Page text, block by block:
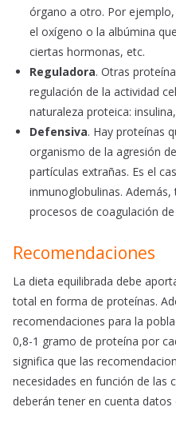
órgano a otro. Por
el oxígeno o la albúmina
ciertas hormonas, etc.
Reguladora. Otras
regulación de la actividad
naturaleza proteica:
Defensiva. Hay proteínas
organismo de la agresión
partículas extrañas. Es el
inmunoglobulinas.
procesos de coagulación
Recomendaciones
La dieta equilibrada debe
total en forma de proteínas.
recomendaciones para la
0,8-1 gramo de proteína por
significa que las
necesidades en función de las
deberán tener en cuenta